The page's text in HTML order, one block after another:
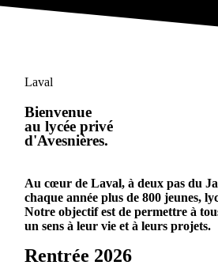
Laval
Bienvenue
au lycée privé
d'Avesnières.
Au cœur de Laval, à deux pas du
chaque année plus de 800 jeunes,
Notre objectif est de permettre à
un sens à leur vie et à leurs projets.
Rentrée 2026